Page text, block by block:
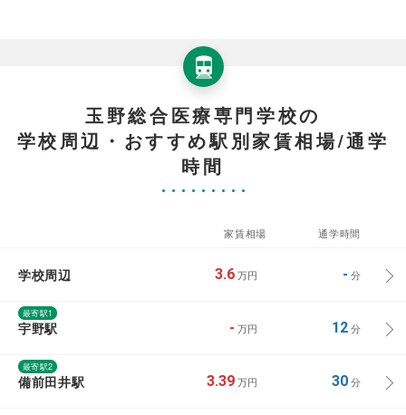
玉野総合医療専門学校の
学校周辺・おすすめ駅別家賃相場/通学
時間
家賃相場 通学時間
学校周辺 3.6 万円 - 分
最寄駅1
宇野駅 - 万円 12分
最寄駅2
備前田井駅 3.39 万円 30分